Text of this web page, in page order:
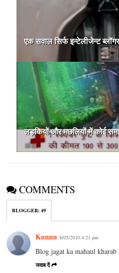
एक सवाल सिर्फ इन्टेलीजेन्ट
लड़कियों और मछलियों में कोई
COMMENTS
BLOGGER:49
Kunnu 8/05/2010 4:21 pm
Blog jagat ka mahaul
जवाब दें